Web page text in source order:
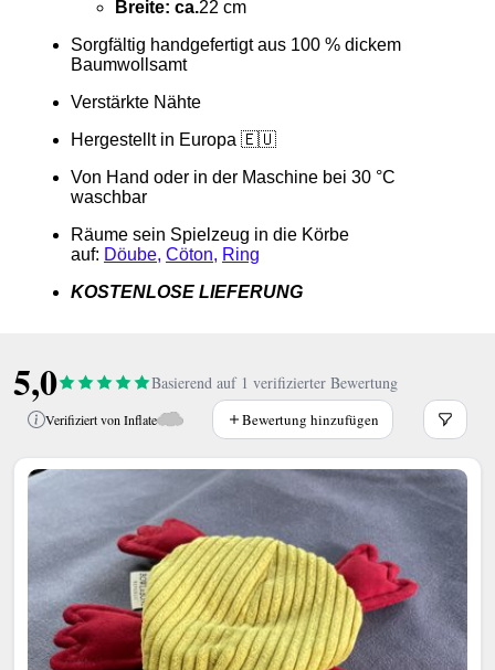
Breite: ca.22 cm
Sorgfältig handgefertigt aus 100 % dickem
Baumwollsamt
Verstärkte Nähte
Hergestellt in Europa 🇪🇺
Von Hand oder in der Maschine bei 30 °C
waschbar
Räume sein Spielzeug in die Körbe
auf: Döube, Cöton, Ring
KOSTENLOSE LIEFERUNG
5,0 Basierend auf 1 verifizierter Bewertung
Verifiziert von Inflate Bewertung hinzufügen